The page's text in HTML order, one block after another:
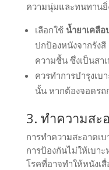
ความนุ่มและทนทาน
เลือกใช้ น้ำยาเคลื
ปกป้องหนังจากรัง
ความชื้น ซึ่งเป็นสา
ควรทำการบำรุงเบ
นั้น หากต้องจอดรถ
3. ทำความสะ
การทำความสะอาดเ
การป้องกันไม่ให้เบา
โรคที่อาจทำให้หนังเ